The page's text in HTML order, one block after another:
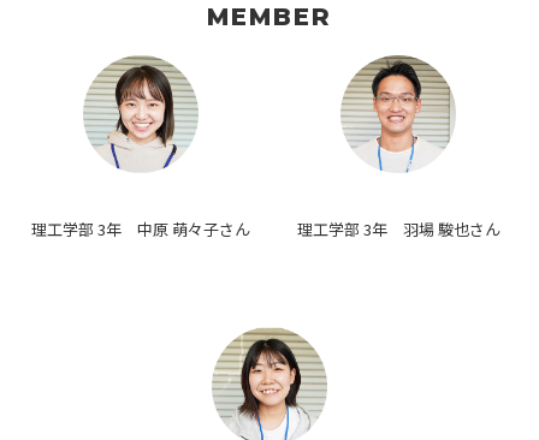
MEMBER
理工学部 3年 中原 萌々子さん 理工学部 3年 羽場 駿也さん